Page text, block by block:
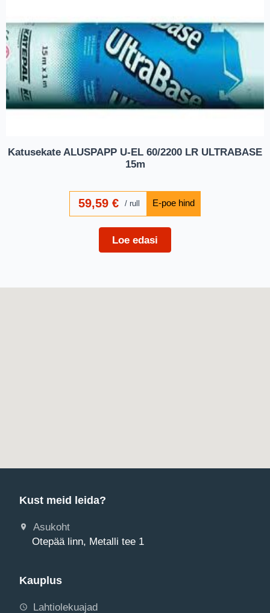
Katusekate ALUSPAPP U-EL 60/2200 LR ULTRABASE
15m
59,59 € rull
Loe edasi
Kust meid leida?
Asukoht
Otepää linn, Metalli tee 1
Kauplus
Lahtiolekuajad